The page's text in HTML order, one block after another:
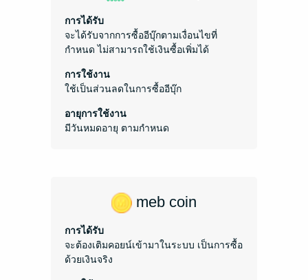
การได้รับ
จะได้รับจากการซื้ออีบุ๊กตามเงื่อนไขที่
กำหนด ไม่สามารถใช้เงินซื้อเพิ่มได้
การใช้งาน
ใช้เป็นส่วนลดในการซื้ออีบุ๊ก
อายุการใช้งาน
มีวันหมดอายุ ตามกำหนด
meb coin
การได้รับ
จะต้องเติมคอยน์เข้ามาในระบบ เป็นการซื้อ
ด้วยเงินจริง